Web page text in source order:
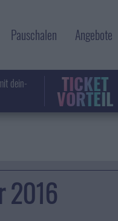
Pauschalen Angebote
dein-
TICKET
VORTEIL
2016